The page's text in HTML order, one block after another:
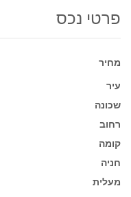
פרטי נכס
מחיר
עיר
שכונה
רחוב
קומה
חניה
מעלית